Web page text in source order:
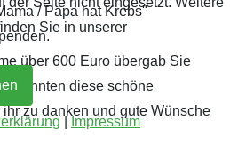
/ Papa hat Krebs"
über 600 Euro übergab Sie
konnten diese schöne
zu danken und gute Wünsche
Sie in unserer
Impressum